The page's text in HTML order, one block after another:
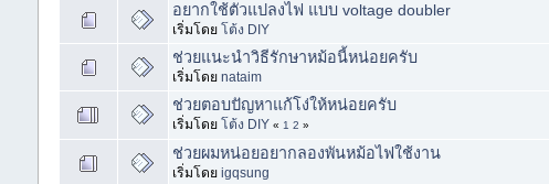
อยากใช้ตัวแปลงไฟ แบบ voltage doubler
เริ่มโดย โต้ง DIY
ช่วยแนะนำวิธีรักษาหม้อนี้หน่อยครับ
เริ่มโดย nataim
ช่วยตอบปัญหาแก้โง่ให้หน่อยครับ
เริ่มโดย โต้ง DIY « 1 2 »
ช่วยผมหน่อยอยากลองพันหม้อไฟใช้งาน
เริ่มโดย igqsung